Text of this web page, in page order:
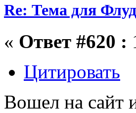
Re: Тема для
« Ответ #620 :
Цитировать
Вошел на сайт